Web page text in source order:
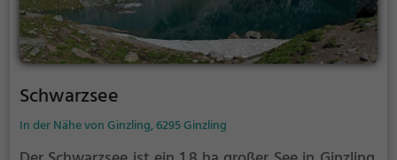
Schwarzsee
In der Nähe von Ginzling, 6295 Ginzling